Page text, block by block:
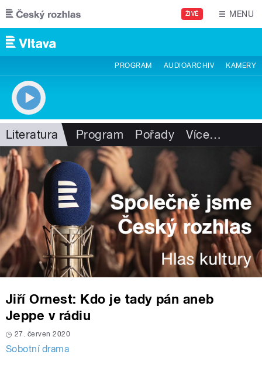
Přejít k hlavnímu obsahu
ŽIVĚ MENU
PROGRAM AUDIOARCHIV KAMERY
Literatura Program Pořady Více…
Jiří Ornest: Kdo je tady pán aneb
Jeppe v rádiu
27. červen 2020
Sobotní drama